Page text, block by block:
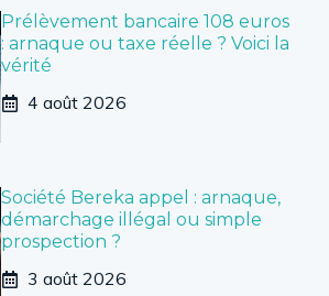
Prélèvement bancaire 108 euros
: arnaque ou taxe réelle ? Voici la
vérité
4 août 2026
Société Bereka appel : arnaque,
démarchage illégal ou simple
prospection ?
3 août 2026